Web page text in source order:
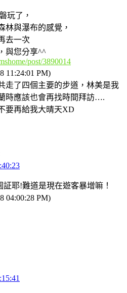
玩了，
林與瀑布的感覺，
去一次
與您分享^^
post/3890014
11:24:01 PM)
走了四個主要的步道，林美是我
時應該也會再找時間拜訪….
要再給我大晴天XD
耶!難道是現在遊客暴增嘛！
04:00:28 PM)